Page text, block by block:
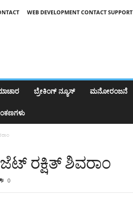
WEB DEVELOPMENT CONTACT SUPPORT
ಬ್ರೇಕಿಂಗ್‌ ನ್ಯೂಸ್ ಮನೋರಂಜನೆ
ರಕ್ಷಿತ್ ಶಿವರಾಂ
0